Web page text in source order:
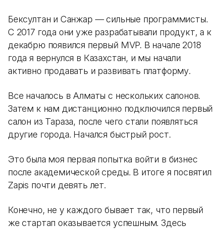
Бексултан и Санжар — сильные программисты.
С 2017 года они уже разрабатывали продукт, а к
декабрю появился первый MVP. В начале 2018
года я вернулся в Казахстан, и мы начали
активно продавать и развивать платформу.
Все началось в Алматы с нескольких салонов.
Затем к нам дистанционно подключился первый
салон из Тараза, после чего стали появляться
другие города. Начался быстрый рост.
Это была моя первая попытка войти в бизнес
после академической среды. В итоге я посвятил
Zapis почти девять лет.
Конечно, не у каждого бывает так, что первый
же стартап оказывается успешным. Здесь